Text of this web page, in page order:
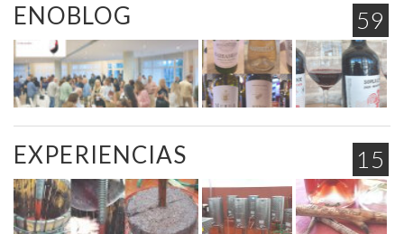
59
ENOBLOG
15
EXPERIENCIAS